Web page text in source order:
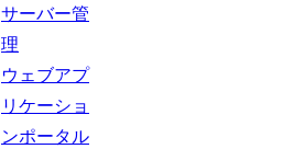
サーバー管
理
ウェブアプ
リケーショ
ンポータル